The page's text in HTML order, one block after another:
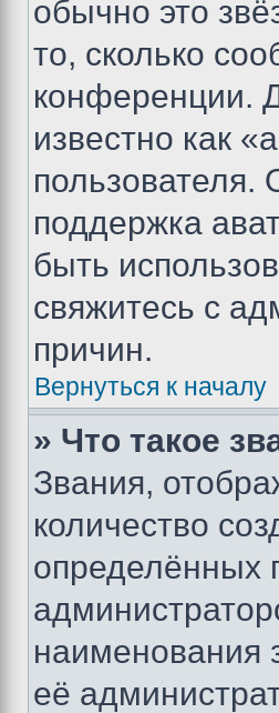
обычно это
то, сколько
конференции.
известно как
пользователя.
поддержка
быть
свяжитесь с
причин.
Вернуться к началу
» Что такое
Звания,
количество
определённых
наименования
её